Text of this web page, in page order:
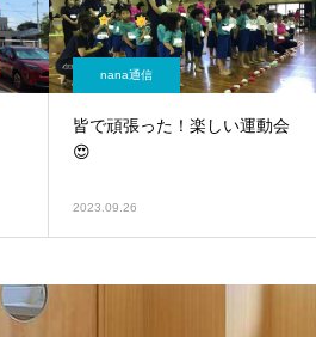
nana通信
皆で頑張った！楽しい運動会
😍
2023.09.26